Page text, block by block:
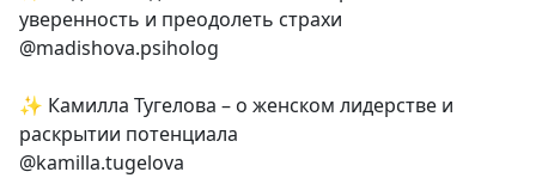
уверенность и преодолеть страхи
@madishova.psiholog
✨ Камилла Тугелова – о женском лидерстве и
раскрытии потенциала
@kamilla.tugelova